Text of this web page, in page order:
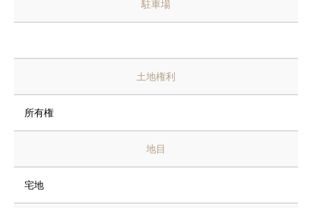
駐車場
土地権利
所有権
地目
宅地